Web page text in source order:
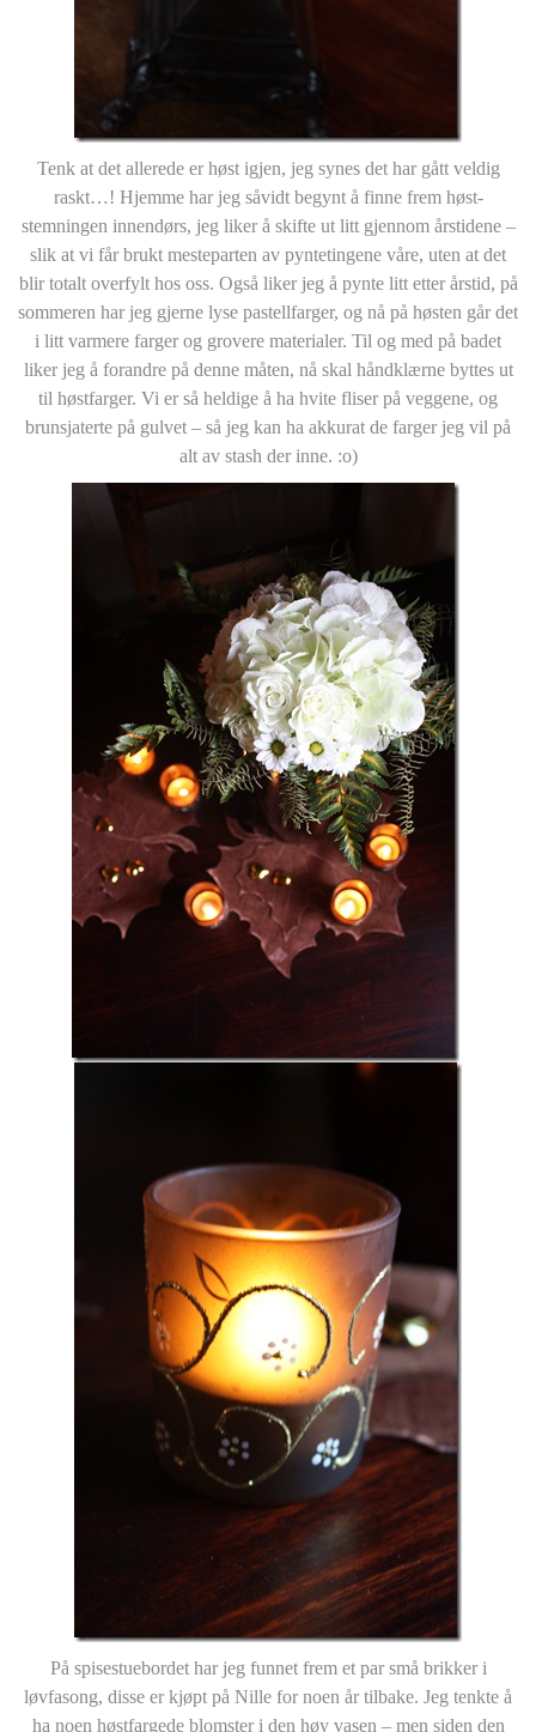
Tenk at det allerede er høst igjen, jeg synes det har gått veldig
raskt…! Hjemme har jeg såvidt begynt å finne frem høst-
stemningen innendørs, jeg liker å skifte ut litt gjennom årstidene –
slik at vi får brukt mesteparten av pyntetingene våre, uten at det
blir totalt overfylt hos oss. Også liker jeg å pynte litt etter årstid, på
sommeren har jeg gjerne lyse pastellfarger, og nå på høsten går det
i litt varmere farger og grovere materialer. Til og med på badet
liker jeg å forandre på denne måten, nå skal håndklærne byttes ut
til høstfarger. Vi er så heldige å ha hvite fliser på veggene, og
brunsjaterte på gulvet – så jeg kan ha akkurat de farger jeg vil på
alt av stash der inne. :o)
På spisestuebordet har jeg funnet frem et par små brikker i
løvfasong, disse er kjøpt på Nille for noen år tilbake. Jeg tenkte å
ha noen høstfargede blomster i den høy vasen – men siden den